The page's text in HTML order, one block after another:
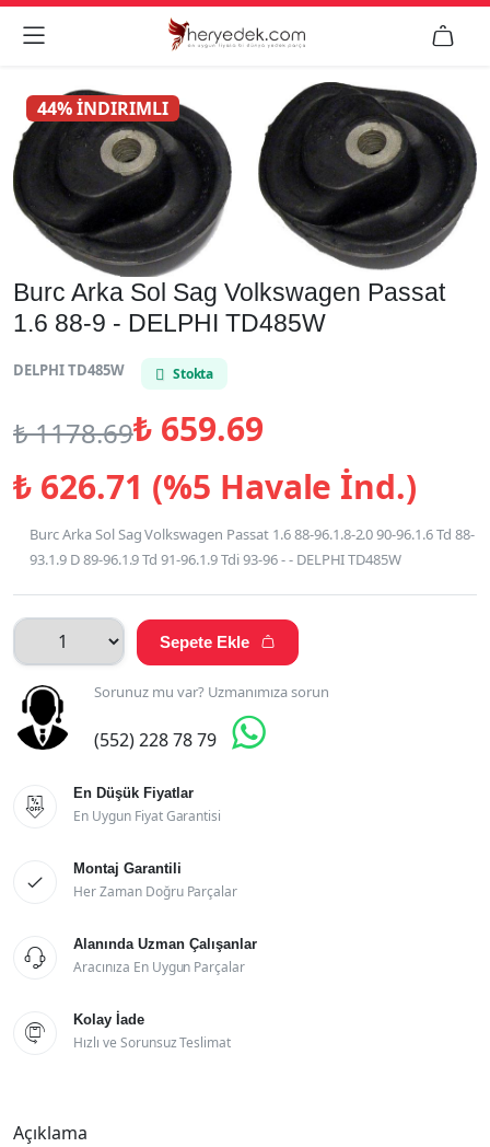
 
44% İNDIRIMLI
Burc Arka Sol Sag Volkswagen Passat
1.6 88-9 - DELPHI TD485W
DELPHI TD485W Stokta
₺1178.69₺659.69
₺626.71 (%5 Havale İnd.)
Burc Arka Sol Sag Volkswagen Passat 1.6 88-96.1.8-2.0 90-96.1.6 Td 88-
93.1.9 D 89-96.1.9 Td 91-96.1.9 Tdi 93-96 - - DELPHI TD485W
Sepete Ekle 
Sorunuz mu var? Uzmanımıza sorun
(552) 228 78 79 

En Düşük Fiyatlar
En Uygun Fiyat Garantisi

Montaj Garantili
Her Zaman Doğru Parçalar

Alanında Uzman Çalışanlar
Aracınıza En Uygun Parçalar

Kolay İade
Hızlı ve Sorunsuz Teslimat
Açıklama